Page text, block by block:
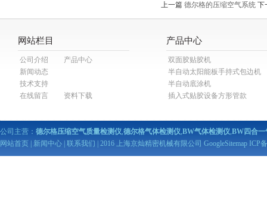
上一篇 德尔格的压缩空气系统 下
网站栏目
公司介绍
产品中心
新闻动态
技术支持
在线留言
资料下载
产品中心
双面胶贴胶机
半自动太阳能板手持式包边机
半自动底涂机
插入式贴胶设备方形管款
公司主营： 德尔格压缩空气质量检测仪,德尔格气体检测仪,BW气体检测仪,BW四合一
网站首页
新闻中心 联系我们 | 2016 上海京灿精密机械有限公司 GoogleSitemap ICP